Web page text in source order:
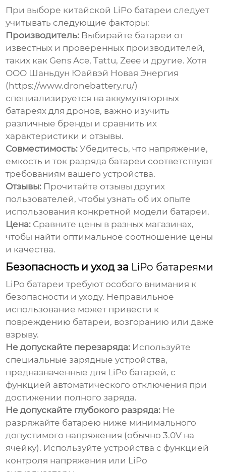
При выборе китайской LiPo батареи следует
учитывать следующие факторы:
Производитель: Выбирайте батареи от
известных и проверенных производителей,
таких как Gens Ace, Tattu, Zeee и другие. Хотя
ООО Шаньдун Юайвэй Новая Энергия
(https://www.dronebattery.ru/)
специализируется на аккумуляторных
батареях для дронов, важно изучить
различные бренды и сравнить их
характеристики и отзывы.
Совместимость: Убедитесь, что напряжение,
емкость и ток разряда батареи соответствуют
требованиям вашего устройства.
Отзывы: Прочитайте отзывы других
пользователей, чтобы узнать об их опыте
использования конкретной модели батареи.
Цена: Сравните цены в разных магазинах,
чтобы найти оптимальное соотношение цены
и качества.
Безопасность и уход за LiPo батареями
LiPo батареи требуют особого внимания к
безопасности и уходу. Неправильное
использование может привести к
повреждению батареи, возгоранию или даже
взрыву.
Не допускайте перезаряда: Используйте
специальные зарядные устройства,
предназначенные для LiPo батарей, с
функцией автоматического отключения при
достижении полного заряда.
Не допускайте глубокого разряда: Не
разряжайте батарею ниже минимального
допустимого напряжения (обычно 3.0V на
ячейку). Используйте устройства с функцией
контроля напряжения или LiPo